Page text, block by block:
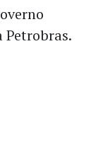
Petrobras.